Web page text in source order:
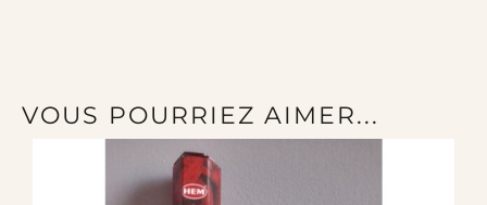
VOUS POURRIEZ AIMER...